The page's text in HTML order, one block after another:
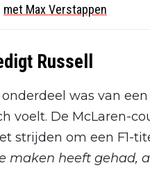
met Max Verstappen
Russell
onderdeel was van
voelt. De McLaren-
strijden om een F1-
maken heeft gehad,